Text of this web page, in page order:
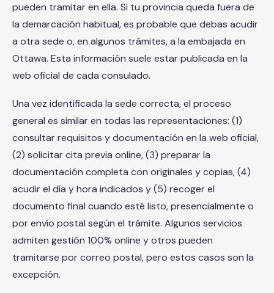
pueden tramitar en ella. Si tu provincia queda fuera de
la demarcación habitual, es probable que debas acudir
a otra sede o, en algunos trámites, a la embajada en
Ottawa. Esta información suele estar publicada en la
web oficial de cada consulado.
Una vez identificada la sede correcta, el proceso
general es similar en todas las representaciones: (1)
consultar requisitos y documentación en la web oficial,
(2) solicitar cita previa online, (3) preparar la
documentación completa con originales y copias, (4)
acudir el día y hora indicados y (5) recoger el
documento final cuando esté listo, presencialmente o
por envío postal según el trámite. Algunos servicios
admiten gestión 100% online y otros pueden
tramitarse por correo postal, pero estos casos son la
excepción.